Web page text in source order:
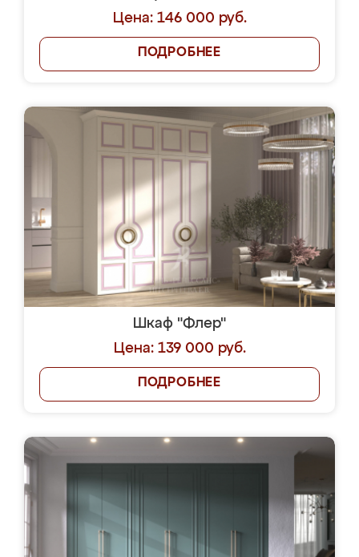
Цена: 146 000 руб.
ПОДРОБНЕЕ
Шкаф "Флер"
Цена: 139 000 руб.
ПОДРОБНЕЕ